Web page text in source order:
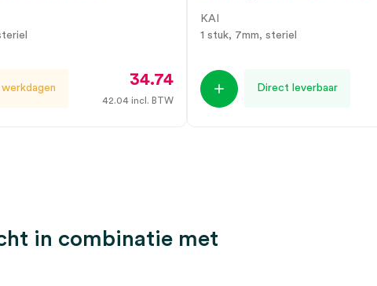
34.74
42.04 incl. BTW
KAI
1 stuk, 7mm, steriel
Direct leverbaar
in combinatie met